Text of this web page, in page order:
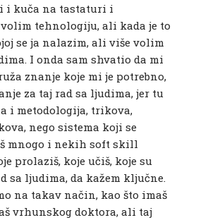
i kuča na tastaturi i
tehnologiju, ali kada je to
se ja nalazim, ali više volim
I onda sam shvatio da mi
znanje koje mi je potrebno,
za taj rad sa ljudima, jer tu
i metodologija, trikova,
nego sistema koji se
mnogo i nekih soft skill
prolaziš, koje učiš, koje su
sa ljudima, da kažem ključne.
na takav način, kao što imaš
vrhunskog doktora, ali taj